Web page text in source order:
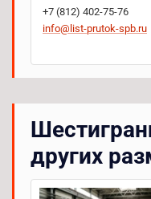
+7 (812) 402-75-76
info@list-prutok-spb.ru
других